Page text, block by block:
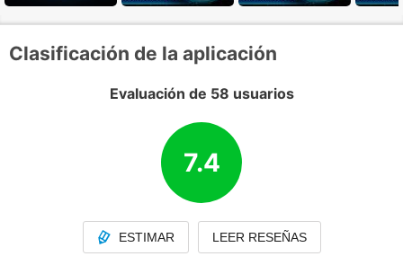
Clasificación de la aplicación
Evaluación de 58 usuarios
7.4
ESTIMAR LEER RESEÑAS